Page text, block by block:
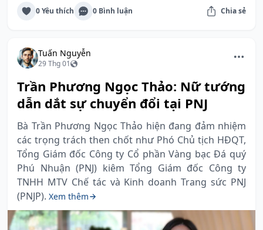
0 Yêu thích 0 Bình luận Chia sẻ
Tuấn Nguyễn
29 Thg 01
Trần Phương Ngọc Thảo: Nữ tướng
dẫn dắt sự chuyển đổi tại PNJ
Bà Trần Phương Ngọc Thảo hiện đang đảm nhiệm
các trọng trách then chốt như Phó Chủ tịch HĐQT,
Tổng Giám đốc Công ty Cổ phần Vàng bạc Đá quý
Phú Nhuận (PNJ) kiêm Tổng Giám đốc Công ty
TNHH MTV Chế tác và Kinh doanh Trang sức PNJ
(PNJP). Xem thêm